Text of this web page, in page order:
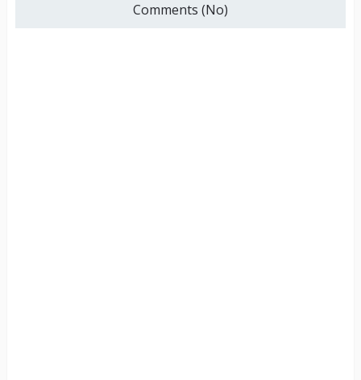
Comments (No)